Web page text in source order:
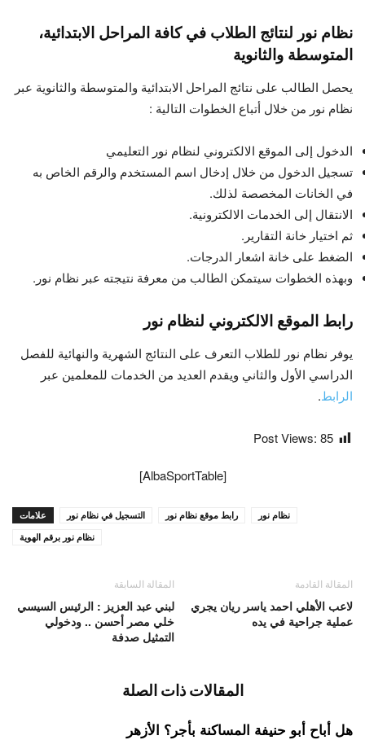
نظام نور لنتائج الطلاب في كافة المراحل الابتدائية،
المتوسطة والثانوية
يحصل الطالب على نتائج المراحل الابتدائية والمتوسطة والثانوية عبر
نظام نور من خلال أتباع الخطوات التالية :
الدخول إلى الموقع الالكتروني لنظام نور التعليمي
تسجيل الدخول من خلال إدخال اسم المستخدم والرقم الخاص به
في الخانات المخصصة لذلك.
الانتقال إلى الخدمات الالكترونية.
ثم اختيار خانة التقارير.
الضغط على خانة اشعار الدرجات.
وبهذه الخطوات سيتمكن الطالب من معرفة نتيجته عبر نظام نور.
رابط الموقع الالكتروني لنظام نور
يوفر نظام نور للطلاب التعرف على النتائج الشهرية والنهائية للفصل
الدراسي الأول والثاني ويقدم العديد من الخدمات للمعلمين عبر
الرابط.
Post Views: 85
[AlbaSportTable]
علامات التسجيل في نظام نور رابط موقع نظام نور
نظام نور
نظام نور برقم الهوية
المقالة السابقة
لبني عبد العزيز : الرئيس السيسي
خلي مصر أحسن .. ودخولي
التمثيل صدفة
المقالة القادمة
لاعب الأهلي احمد ياسر ريان يجري
عملية جراحية في يده
المقالات ذات الصلة
هل أباح أبو حنيفة المساكنة بأجر؟ الأزهر